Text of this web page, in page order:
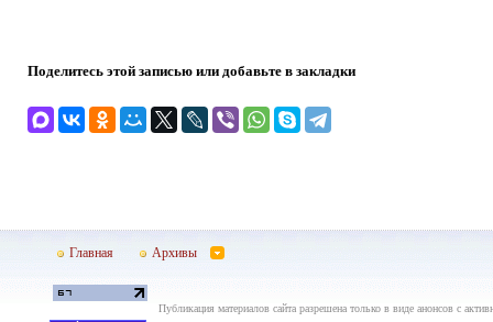
Поделитесь этой записью или добавьте в закладки
Главная Архивы
Публикация материалов сайта разрешена только в виде анонсов с